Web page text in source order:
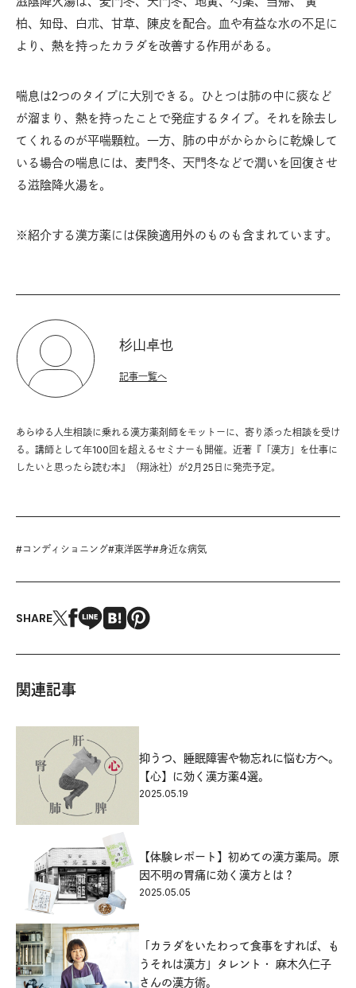
柏、知母、白朮、甘草、陳皮を配合。血や有益な水の不足に
より、熱を持ったカラダを改善する作用がある。
喘息は2つのタイプに大別できる。ひとつは肺の中に痰など
が溜まり、熱を持ったことで発症するタイプ。それを除去し
てくれるのが平喘顆粒。一方、肺の中がからからに乾燥して
いる場合の喘息には、麦門冬、天門冬などで潤いを回復させ
る滋陰降火湯を。
※紹介する漢方薬には保険適用外のものも含まれています。
杉山卓也
あらゆる人生相談に乗れる漢方薬剤師をモットーに、寄り添った相談を受け
る。講師として年100回を超えるセミナーも開催。近著『「漢方」を仕事に
したいと思ったら読む本』（翔泳社）が2月25日に発売予定。
記事一覧へ
#コンディショニング#東洋医学#身近な病気
SHARE
関連記事
抑うつ、睡眠障害や物忘れに悩む方へ。
【心】に効く漢方薬4選。
2025.05.19
【体験レポート】初めての漢方薬局。原
因不明の胃痛に効く漢方とは？
2025.05.05
「カラダをいたわって食事をすれば、も
うそれは漢方」タレント・ 麻木久仁子
さんの漢方術。